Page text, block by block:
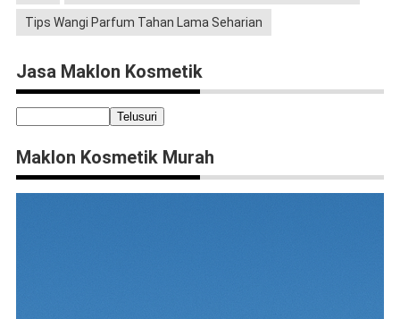
Tips Wangi Parfum Tahan Lama Seharian
Jasa Maklon Kosmetik
Maklon Kosmetik Murah